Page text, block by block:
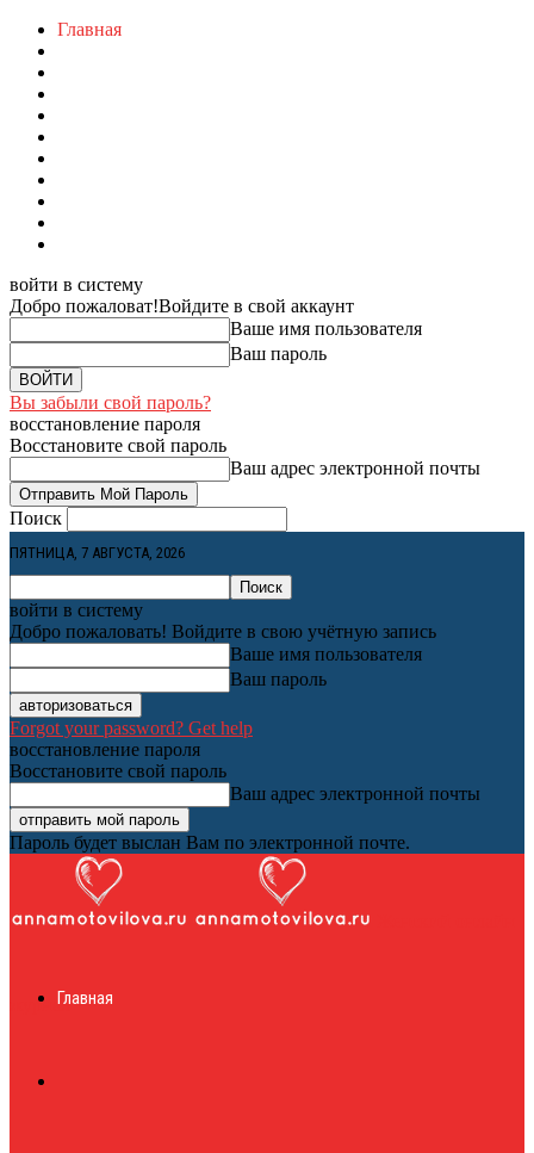
Главная
войти в систему
Добро пожаловат!Войдите в свой аккаунт
Ваше имя пользователя
Ваш пароль
Вы забыли свой пароль?
восстановление пароля
Восстановите свой пароль
Ваш адрес электронной почты
Поиск
ПЯТНИЦА, 7 АВГУСТА, 2026
войти в систему
Добро пожаловать! Войдите в свою учётную запись
Ваше имя пользователя
Ваш пароль
Forgot your password? Get help
восстановление пароля
Восстановите свой пароль
Ваш адрес электронной почты
Пароль будет выслан Вам по электронной почте.
журналГлавная